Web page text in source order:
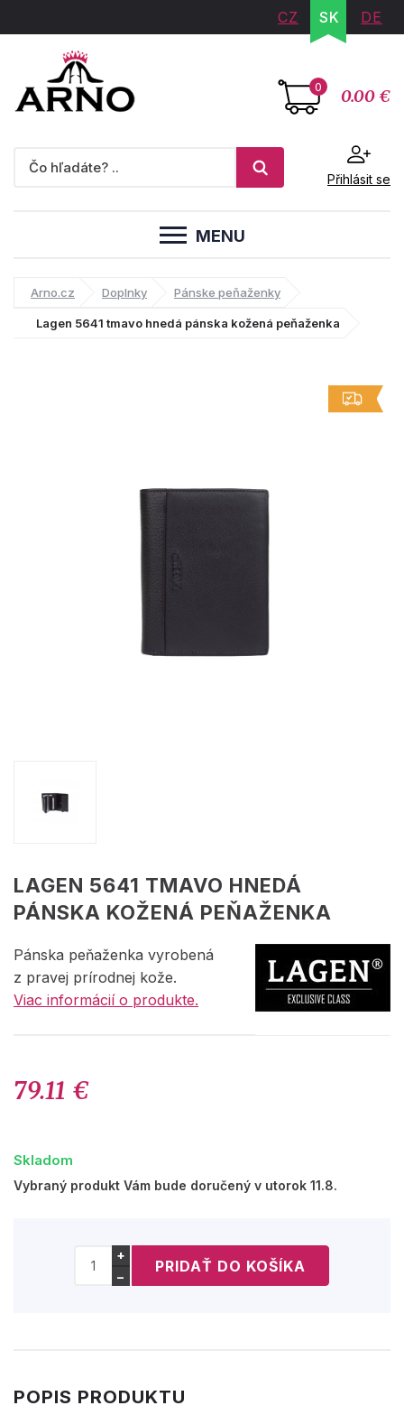
CZ SK DE
0 0.00 €
Přihlásit se
MENU
Arno.cz Doplnky Pánske peňaženky
Lagen 5641 tmavo hnedá pánska kožená peňaženka
LAGEN 5641 TMAVO HNEDÁ
PÁNSKA KOŽENÁ PEŇAŽENKA
Pánska peňaženka vyrobená
z pravej prírodnej kože.
Viac informácií o produkte.
79.11 €
Skladom
Vybraný produkt Vám bude doručený v utorok 11.8.
+
−
POPIS PRODUKTU